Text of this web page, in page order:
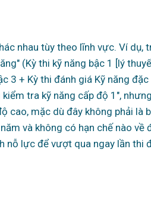
nhau tùy theo lĩnh vực. Ví dụ,
(Kỳ thi kỹ năng bậc 1 [lý
3 + Kỳ thi đánh giá Kỹ năng
tra kỹ năng cấp độ 1",
cao, mặc dù đây không phải là
và không có hạn chế nào về
nỗ lực để vượt qua ngay lần thi